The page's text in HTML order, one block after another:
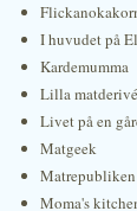
I huvudet på
Kardemumma
Lilla
Livet på en
Matgeek
Matrepubliken
Moma's